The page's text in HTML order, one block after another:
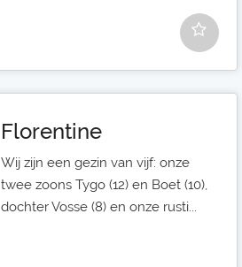
Florentine
Wij zijn een gezin van vijf: onze
twee zoons Tygo (12) en Boet (10),
dochter Vosse (8) en onze rusti...